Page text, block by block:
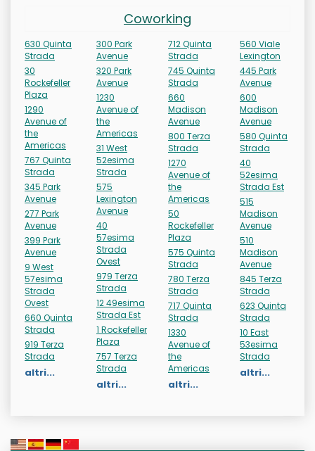
Coworking
630 Quinta
Strada
30
Rockefeller
Plaza
1290
Avenue of
the
Americas
767 Quinta
Strada
345 Park
Avenue
277 Park
Avenue
399 Park
Avenue
9 West
57esima
Strada
Ovest
660 Quinta
Strada
919 Terza
Strada
altri...
300 Park
Avenue
320 Park
Avenue
1230
Avenue of
the
Americas
31 West
52esima
Strada
575
Lexington
Avenue
40
57esima
Strada
Ovest
979 Terza
Strada
12 49esima
Strada Est
1 Rockefeller
Plaza
757 Terza
Strada
altri...
712 Quinta
Strada
745 Quinta
Strada
660
Madison
Avenue
800 Terza
Strada
1270
Avenue of
the
Americas
50
Rockefeller
Plaza
575 Quinta
Strada
780 Terza
Strada
717 Quinta
Strada
1330
Avenue of
the
Americas
altri...
560 Viale
Lexington
445 Park
Avenue
600
Madison
Avenue
580 Quinta
Strada
40
52esima
Strada Est
515
Madison
Avenue
510
Madison
Avenue
845 Terza
Strada
623 Quinta
Strada
10 East
53esima
Strada
altri...